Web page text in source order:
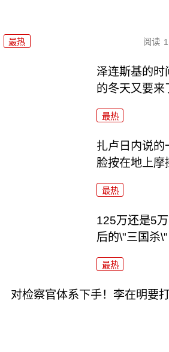
最热 阅读
泽连斯基的时
的冬天又要来
最热
扎卢日内说的
脸按在地上摩
最热
125万还是5
后的\"三国杀\"
最热
对检察官体系下手！李在明要